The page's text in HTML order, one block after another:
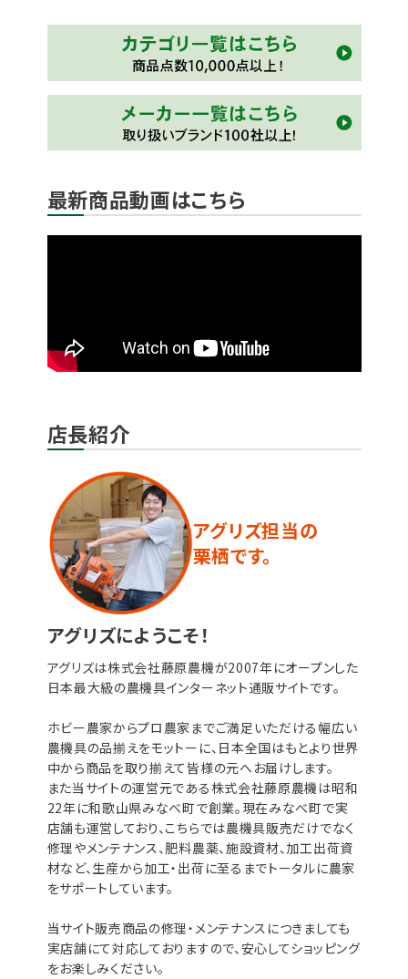
最新商品動画はこちら
店長紹介
アグリズ担当の
栗栖です。
アグリズにようこそ！
アグリズは株式会社藤原農機が2007年にオープンした
日本最大級の農機具インターネット通販サイトです。
ホビー農家からプロ農家までご満足いただける幅広い
農機具の品揃えをモットーに、日本全国はもとより世界
中から商品を取り揃えて皆様の元へお届けします。
また当サイトの運営元である株式会社藤原農機は昭和
22年に和歌山県みなべ町で創業。現在みなべ町で実
店舗も運営しており、こちらでは農機具販売だけでなく
修理やメンテナンス、肥料農薬、施設資材、加工出荷資
材など、生産から加工・出荷に至るまでトータルに農家
をサポートしています。
当サイト販売商品の修理・メンテナンスにつきましても
実店舗にて対応しておりますので、安心してショッピング
をお楽しみください。